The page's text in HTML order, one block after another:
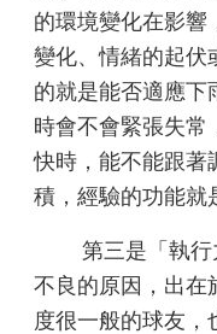
的環境變化在影響
變化、情緒的起伏
的就是能否適應下
時會不會緊張失常
快時，能不能跟著
積，經驗的功能就
第三是「執行
不良的原因，出在
度很一般的球友，